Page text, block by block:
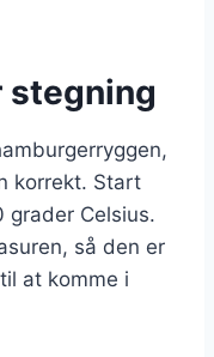
stegning
korrekt. Start
grader Celsius.
så den er
at komme i